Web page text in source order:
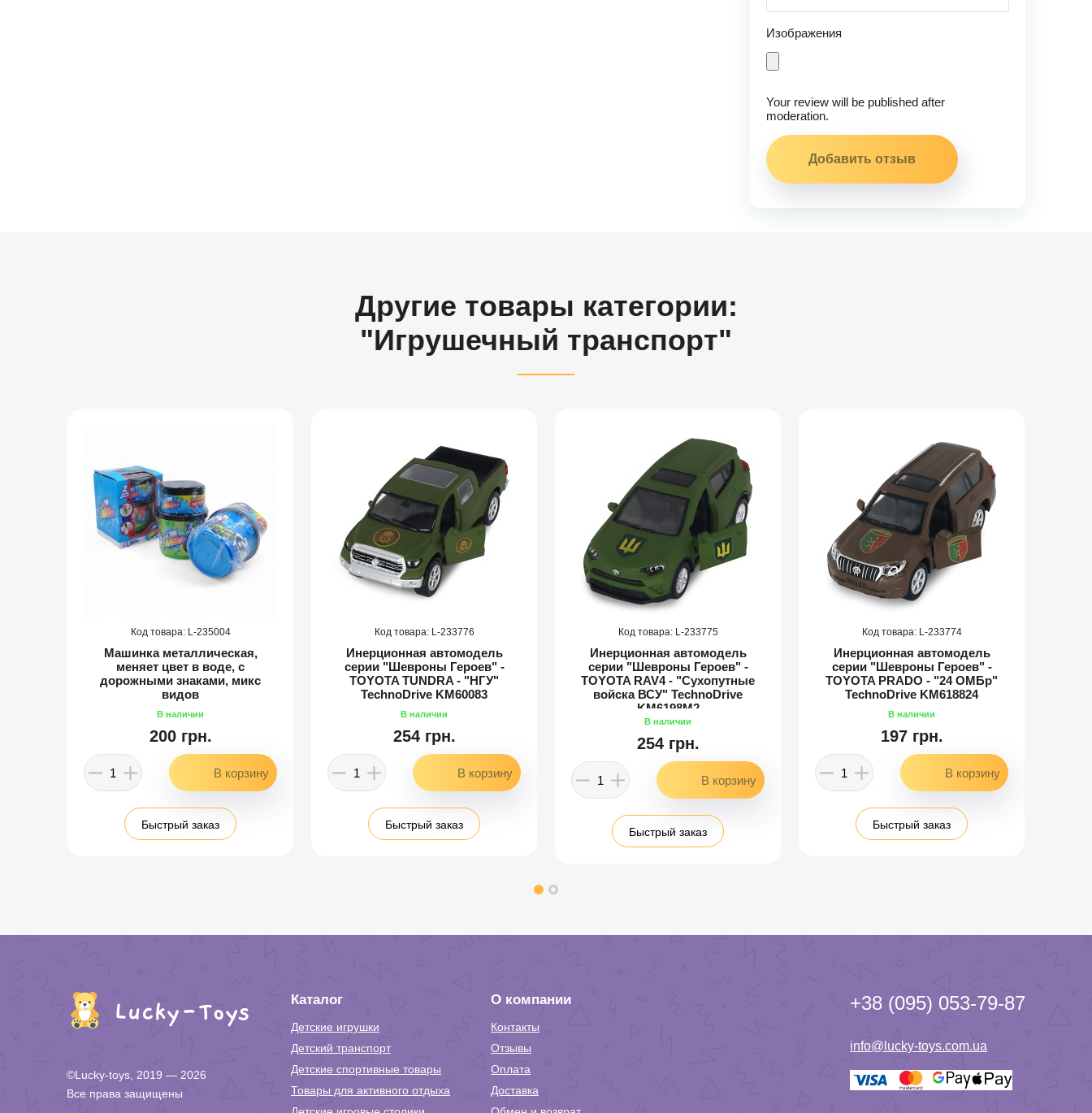
Изображения
Your review will be published after
moderation.
Другие товары категории:
"Игрушечный транспорт"
235004
Машинка металлическая,
меняет цвет в воде, с
дорожными знаками, микс
видов
200 грн.
Быстрый заказ
233776
Инерционная автомодель
серии "Шевроны Героев" -
TOYOTA TUNDRA - "НГУ"
TechnoDrive KM60083
254 грн.
Быстрый заказ
233775
Инерционная автомодель
серии "Шевроны Героев" -
TOYOTA RAV4 - "Сухопутные
войска ВСУ" TechnoDrive
KM6198M2
254 грн.
Быстрый заказ
233774
Инерционная автомодель
серии "Шевроны Героев" -
TOYOTA PRADO - "24 ОМБр"
TechnoDrive KM618824
197 грн.
Быстрый заказ
©Lucky-toys, 2019 — 2026
Все права защищены
Каталог
Детские игрушки
Детский транспорт
Детские спортивные товары
Товары для активного отдыха
О компании
Контакты
Отзывы
Оплата
Доставка
+38 (095) 053-79-87
info@lucky-toys.com.ua